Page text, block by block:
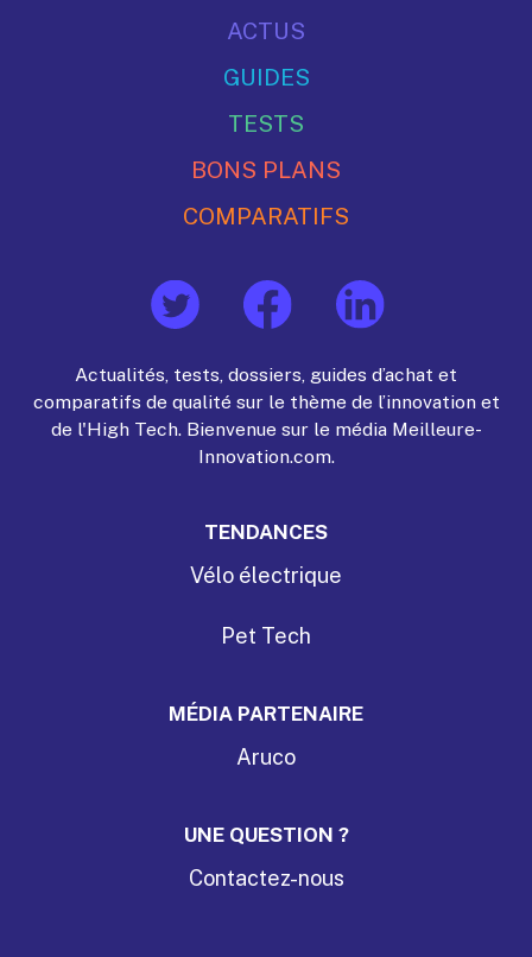
ACTUS
GUIDES
TESTS
BONS PLANS
COMPARATIFS
Actualités, tests, dossiers, guides d’achat et
comparatifs de qualité sur le thème de l’innovation et
de l'High Tech. Bienvenue sur le média Meilleure-
Innovation.com.
TENDANCES
Vélo électrique
Pet Tech
MÉDIA PARTENAIRE
Aruco
UNE QUESTION ?
Contactez-nous